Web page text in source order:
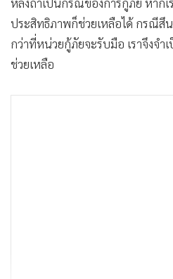
ประสิทธิภาพก็ช่วยเหลือได้ กรณีสึ
กว่าที่หน่วยกู้ภัยจะรับมือ เราจึงจำ
ช่วยเหลือ